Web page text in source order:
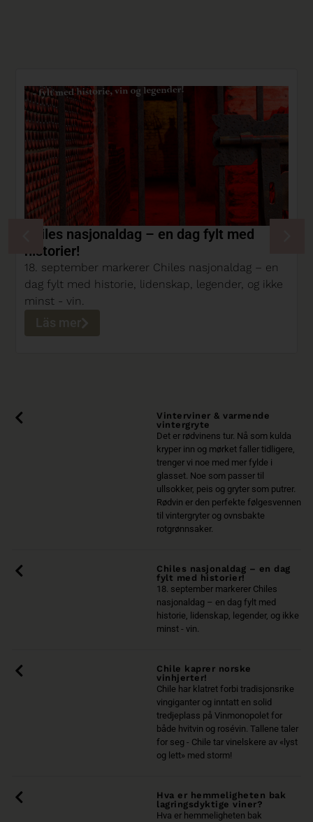
Chiles nasjonaldag – en dag fylt med
historier!
18. september markerer Chiles nasjonaldag – en
dag fylt med historie, lidenskap, legender, og ikke
minst - vin.
Läs mer
Vinterviner & varmende
vintergryte
Det er rødvinens tur. Nå som kulda
kryper inn og mørket faller tidligere,
trenger vi noe med mer fylde i
glasset. Noe som passer til
ullsokker, peis og gryter som putrer.
Rødvin er den perfekte følgesvennen
til vintergryter og ovnsbakte
rotgrønnsaker.
Chiles nasjonaldag – en dag
fylt med historier!
18. september markerer Chiles
nasjonaldag – en dag fylt med
historie, lidenskap, legender, og ikke
minst - vin.
Chile kaprer norske
vinhjerter!
Chile har klatret forbi tradisjonsrike
vingiganter og inntatt en solid
tredjeplass på Vinmonopolet for
både hvitvin og rosévin. Tallene taler
for seg - Chile tar vinelskere av «lyst
og lett» med storm!
Hva er hemmeligheten bak
lagringsdyktige viner?
Hva er hemmeligheten bak